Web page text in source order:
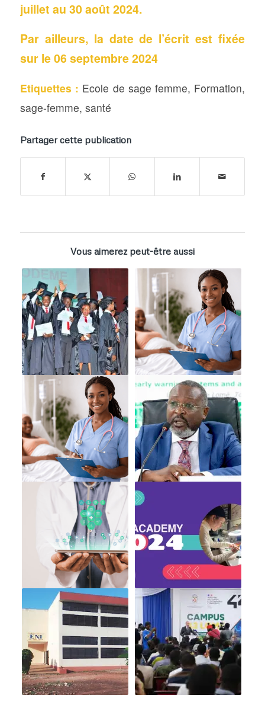
juillet au 30 août 2024.
Par ailleurs, la date de l’écrit est fixée
sur le 06 septembre 2024
Etiquettes : Ecole de sage femme, Formation,
sage-femme, santé
Partager cette publication
Vous aimerez peut-être aussi